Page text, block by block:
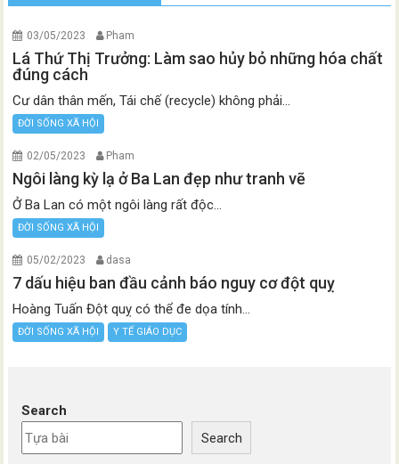
03/05/2023 Pham
Lá Thứ Thị Trưởng: Làm sao hủy bỏ những hóa chất
đúng cách
Cư dân thân mến, Tái chế (recycle) không phải...
ĐỜI SỐNG XÃ HỘI
02/05/2023 Pham
Ngôi làng kỳ lạ ở Ba Lan đẹp như tranh vẽ
Ở Ba Lan có một ngôi làng rất độc...
ĐỜI SỐNG XÃ HỘI
05/02/2023 dasa
7 dấu hiệu ban đầu cảnh báo nguy cơ đột quỵ
Hoàng Tuấn Đột quỵ có thể đe dọa tính...
ĐỜI SỐNG XÃ HỘI Y TẾ GIÁO DỤC
Search
Search